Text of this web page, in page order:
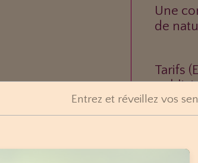
votre
Une
de
Tarifs
À quelle
Entrez et réveillez vos